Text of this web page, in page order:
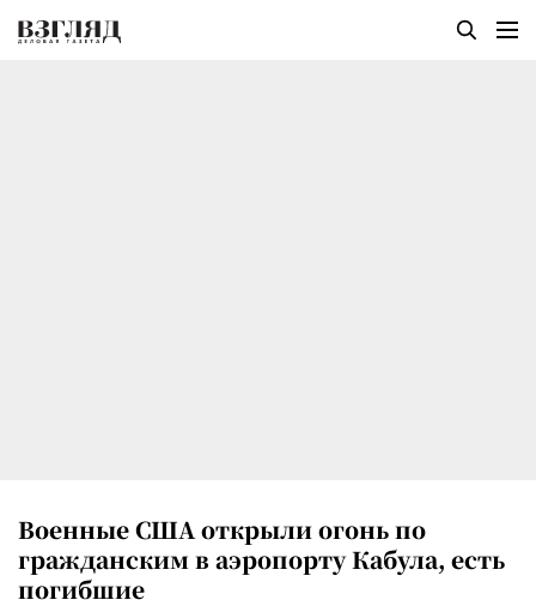
Военные США открыли огонь по
гражданским в аэропорту Кабула, есть
погибшие